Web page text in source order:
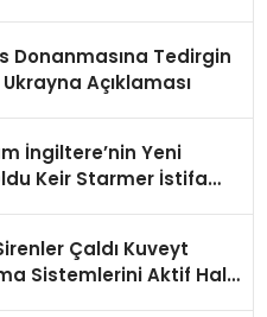
Donanmasına Tedirgin
Açıklaması
İngiltere’nin Yeni
Keir Starmer İstifa
Çaldı Kuveyt
Sistemlerini Aktif Hale